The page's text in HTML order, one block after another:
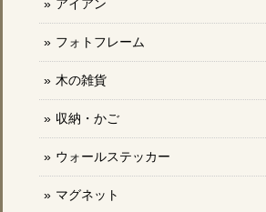
アイアン
フォトフレーム
木の雑貨
収納・かご
ウォールステッカー
マグネット